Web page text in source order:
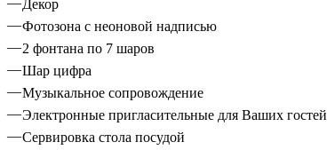
Декор
Фотозона с неоновой надписью
2 фонтана по 7 шаров
Шар цифра
Музыкальное сопровождение
Электронные пригласительные для Ваших гостей
Сервировка стола посудой